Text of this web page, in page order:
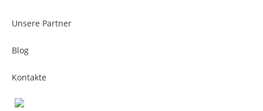
Unsere Partner
Blog
Kontakte